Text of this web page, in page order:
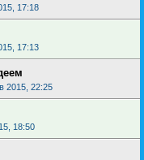
17:18
17:13
2015, 22:25
18:50